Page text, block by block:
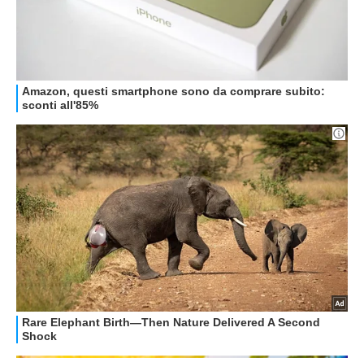
GUIDE ALL'ACQUISTO